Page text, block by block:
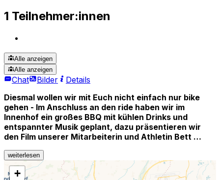
1 Teilnehmer:innen
Alle anzeigen
Alle anzeigen
Chat Bilder
Details
Diesmal wollen wir mit Euch nicht einfach nur bike
gehen - Im Anschluss an den ride haben wir im
Innenhof ein großes BBQ mit kühlen Drinks und
entspannter Musik geplant, dazu präsentieren wir
den Film unserer Mitarbeiterin und Athletin Bett …
weiterlesen
+